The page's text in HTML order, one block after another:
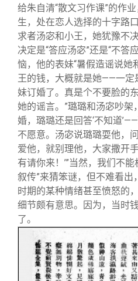
给朱自清“散文习作课”的作
生，处在恋人选择的十字路
求者汤宓和小王，她犹豫不
决定是“答应汤宓”还是“不答
恼，他的表妹“暑假造谣说她
王的钱，大概就是她——一定
妹订婚了。真是个不要脸的
她的谣言。”璐璐和汤宓吵架
婚，璐璐还是回答‘不知道
不愿意。汤宓说璐璐耍他，
爱他，就别理他，大家撒开
有请你来！’”当然，我们不
叙传”来猜笨谜，但不难看出
时期的某种情绪甚至愤怒的
细节颇有意思。因为，当时
了。